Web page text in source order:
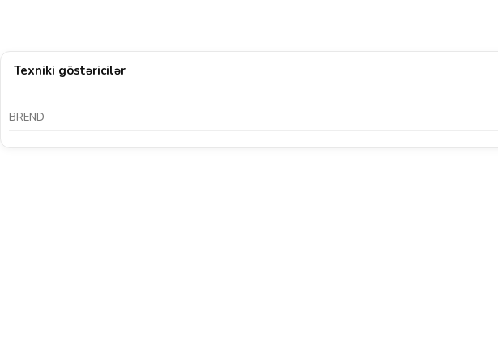
Texniki göstəricilər
BREND